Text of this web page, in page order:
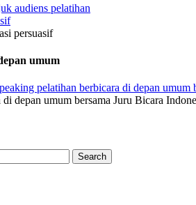
persuasif
umum
depan umum bersama Juru Bicara